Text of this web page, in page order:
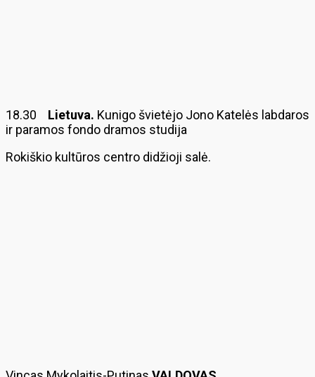
18.30 Lietuva. Kunigo švietėjo Jono Katelės labdaros
ir paramos fondo dramos studija
Rokiškio kultūros centro didžioji salė.